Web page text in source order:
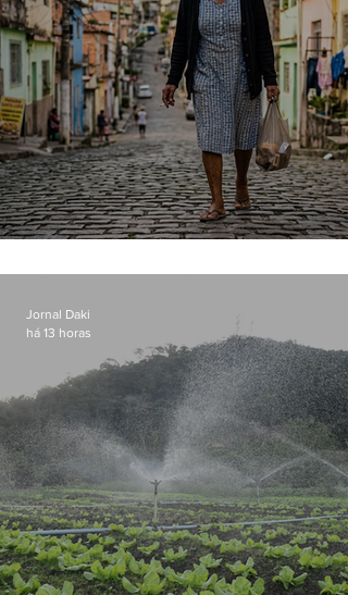
Jornal Daki
há 13 horas